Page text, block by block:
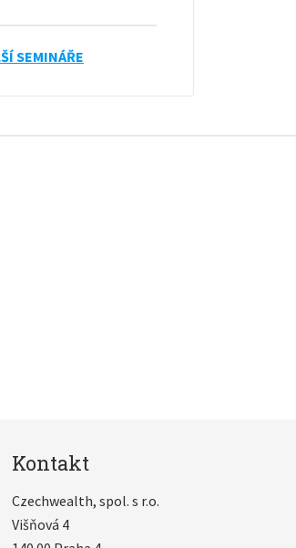
SEMINÁŘE
Kontakt
Czechwealth, spol. s r.o.
Višňová 4